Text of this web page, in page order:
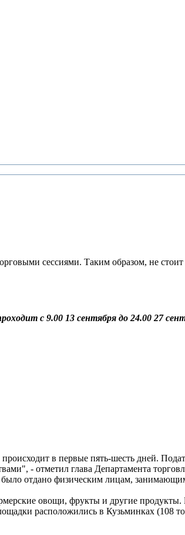
сессиями. Таким образом, не стоит
с 9.00 13 сентября до 24.00 27
в первые пять-шесть дней.
- отметил глава Департамента
было отдано физическим лицам,
овощи, фрукты и другие
расположились в Кузьминках (108